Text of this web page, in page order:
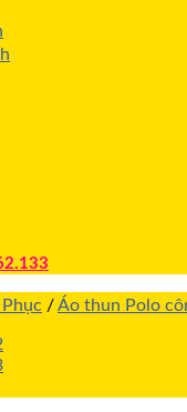
/Áo thun Polo